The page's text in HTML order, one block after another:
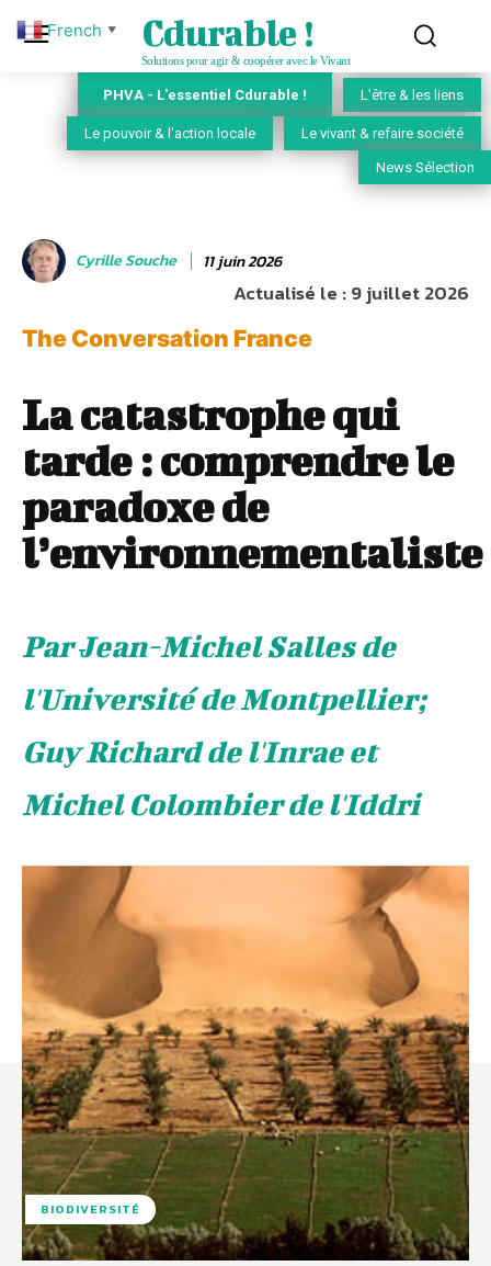
Cdurable !
Solutions pour agir & coopérer avec le Vivant
PHVA - L'essentiel Cdurable ! L'être & les liens
Le pouvoir & l'action locale Le vivant & refaire société
News Sélection
Cyrille Souche 11 juin 2026
Actualisé le :9 juillet 2026
The Conversation France
La catastrophe qui
tarde : comprendre le
paradoxe de
l’environnementaliste
Par Jean-Michel Salles de
l'Université de Montpellier;
Guy Richard de l'Inrae et
Michel Colombier de l'Iddri
BIODIVERSITÉ
French ▼